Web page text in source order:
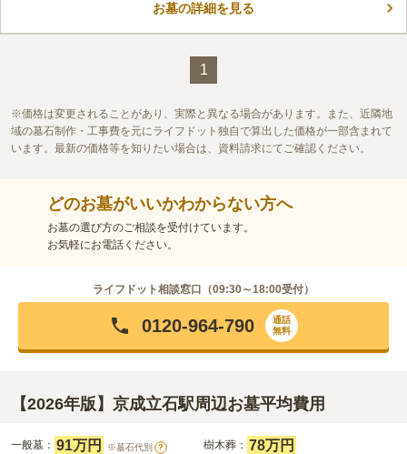
お墓の詳細を見る
1
価格は変更されることがあり、実際と異なる場合があります。また、近隣地
域の墓石制作・工事費を元にライフドット独自で算出した価格が一部含まれて
います。最新の価格等を知りたい場合は、資料請求にてご確認ください。
どのお墓がいいかわからない方へ
お墓の選び方のご相談を受付けています。
お気軽にお電話ください。
ライフドット相談窓口（09:30～18:00受付）
0120-964-790
通話
無料
【2026年版】京成立石駅周辺お墓平均費用
一般墓： 91万円 ※墓石代別 ? 樹木葬： 78万円